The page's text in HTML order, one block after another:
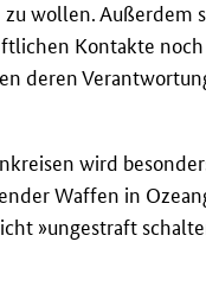
wollen. Außerdem
Kontakte
deren
wird
Waffen in
»ungestraft